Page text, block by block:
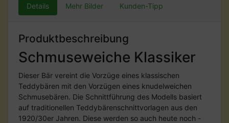
Details Mehr Bilder Kunden-Tipp
Produktbeschreibung
Schmuseweiche Klassiker
Dieser Bär vereint die Vorzüge eines klassischen
Teddybären mit den Vorzügen eines knudelweichen
Schmusebären. Die Schnittführung des Modells basiert
auf traditionellen Teddybärenschnittvorlagen aus den
1920/30er Jahren. Diese werden so auch heute noch -